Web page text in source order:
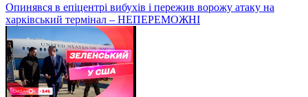
Опинявся в епіцентрі вибухів і пережив ворожу атаку на
харківський термінал – НЕПЕРЕМОЖНІ